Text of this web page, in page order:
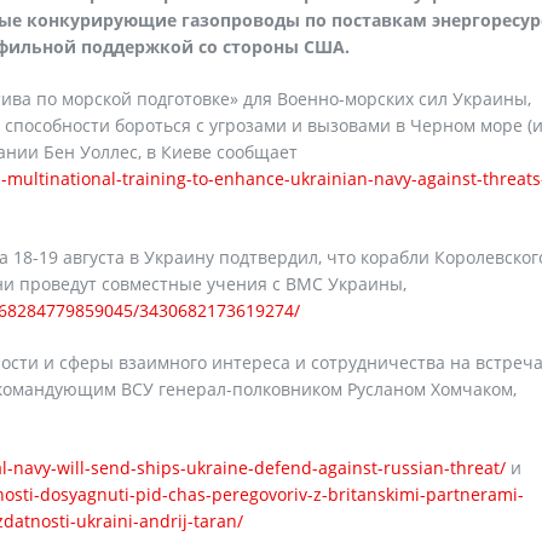
конкурирующие газопроводы по поставкам
поддержкой со стороны США.
по морской подготовке» для Военно-морских сил Украины,
бороться с угрозами и вызовами в Черном море (и
Бен Уоллес, в Киеве сообщает
training-to-enhance-ukrainian-navy-against-
19 августа в Украину подтвердил, что корабли
проведут совместные учения с ВМС Украины,
3430682173619274/
и сферы взаимного интереса и сотрудничества на
ВСУ генерал-полковником Русланом Хомчаком,
navy-will-send-ships-ukraine-defend-against-russian-threat/ и
dosyagnuti-pid-chas-peregovoriv-z-britanskimi-partnerami-
ukraini-andrij-taran/